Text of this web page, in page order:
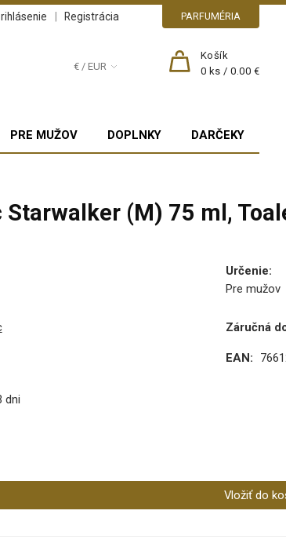
PARFUMÉRIA
| Registrácia
€ / EUR
Košík
0 ks /0.00 €
PRE MUŽOV DOPLNKY DARČEKY
Starwalker (M) 75 ml,
Určenie:
Pre mužov
Záručná
EAN:
dni